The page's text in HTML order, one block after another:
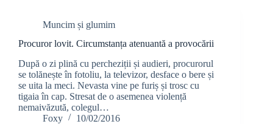
Muncim și glumim
Procuror lovit. Circumstanța atenuantă a provocării
După o zi plină cu percheziții și audieri, procurorul
se tolănește în fotoliu, la televizor, desface o bere și
se uita la meci. Nevasta vine pe furiș și trosc cu
tigaia în cap. Stresat de o asemenea violență
nemaivăzută, colegul…
Foxy
10/02/2016